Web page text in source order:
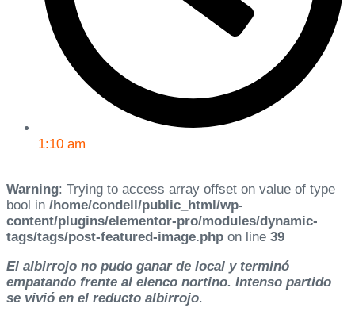
1:10 am
Warning: Trying to access array offset on value of type
bool in /home/condell/public_html/wp-
content/plugins/elementor-pro/modules/dynamic-
tags/tags/post-featured-image.php on line 39
El albirrojo no pudo ganar de local y terminó
empatando frente al elenco nortino. Intenso partido
se vivió en el reducto albirrojo.